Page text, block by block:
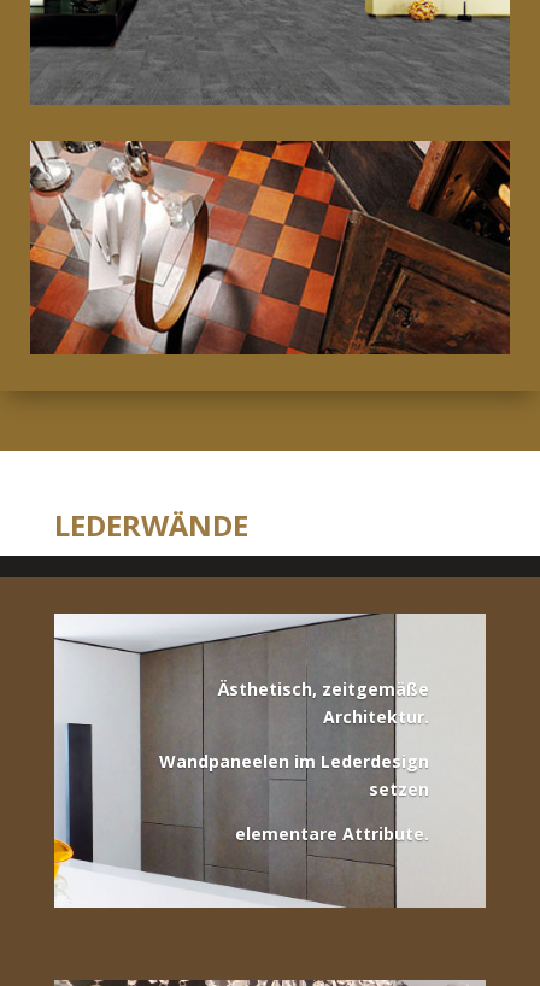
LEDERWÄNDE
Ästhetisch, zeitgemäße
Architektur.
Wandpaneelen im Lederdesign
setzen
elementare Attribute.